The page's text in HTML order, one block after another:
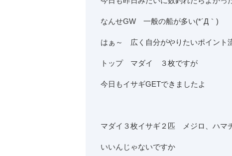
なんせGW 一般の船が多い(*´Д｀)
はぁ～ 広く自分がやりたいポイント
トップ マダイ ３枚ですが
今日もイサギGETできましたよ
マダイ３枚イサギ２匹 メジロ、ハマ
いいんじゃないですか